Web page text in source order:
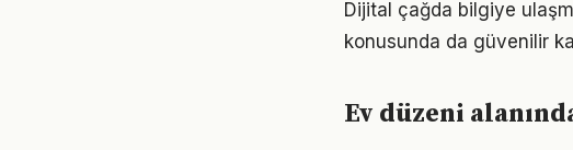
Dijital çağda bilgiye
konusunda da güvenilir
Ev düzeni